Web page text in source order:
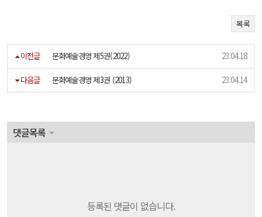
목록
이전글 문화예술경영 제5권(2022) 23.04.18
다음글 문화예술경영 제3권 (2013) 23.04.14
댓글목록
등록된 댓글이 없습니다.